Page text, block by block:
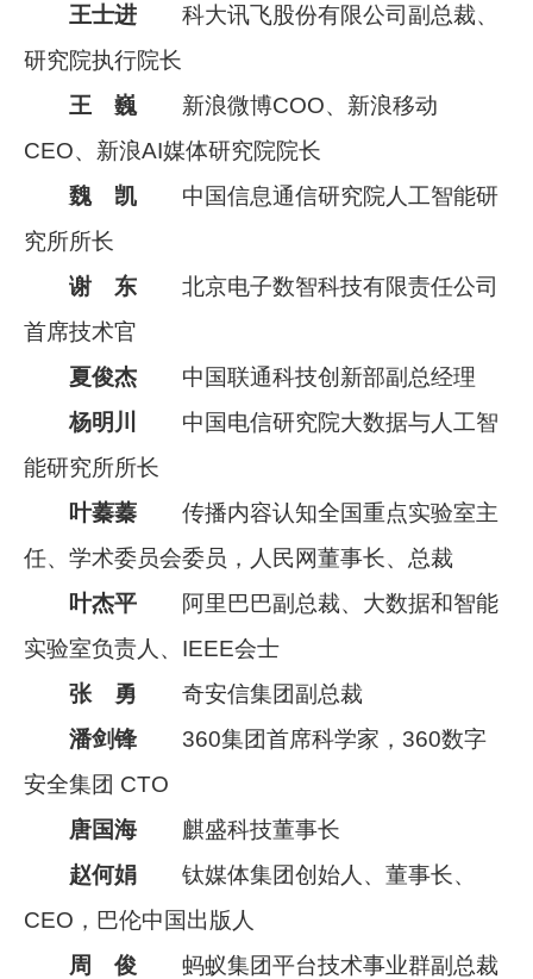
王士进 科大讯飞股份有限公司副总裁、
研究院执行院长
王 巍 新浪微博COO、新浪移动
CEO、新浪AI媒体研究院院长
魏 凯 中国信息通信研究院人工智能研
究所所长
谢 东 北京电子数智科技有限责任公司
首席技术官
夏俊杰 中国联通科技创新部副总经理
杨明川
中国电信研究院大数据与人工智
能研究所所长
叶蓁蓁 传播内容认知全国重点实验室主
任、学术委员会委员，人民网董事长、总裁
叶杰平
阿里巴巴副总裁、大数据和智能
实验室负责人、IEEE会士
张 勇 奇安信集团副总裁
潘剑锋 360集团首席科学家，360数字
安全集团 CTO
唐国海 麒盛科技董事长
赵何娟 钛媒体集团创始人、董事长、
CEO，巴伦中国出版人
周 俊 蚂蚁集团平台技术事业群副总裁